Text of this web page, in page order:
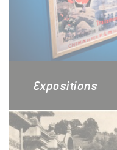
Expositions